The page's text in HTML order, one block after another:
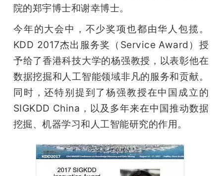
院的郑宇博士和谢幸博士。
今年的大会中，不少奖项也都由华人包揽。
KDD 2017杰出服务奖（Service Award）授
予给了香港科技大学的杨强教授，以表彰他在
数据挖掘和人工智能领域非凡的服务和贡献。
同时，还特别提到了杨强教授在中国成立的
SIGKDD China，以及多年来在中国推动数据
挖掘、机器学习和人工智能研究的作用。